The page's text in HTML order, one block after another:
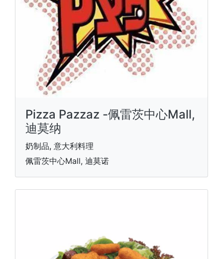
Pizza Pazzaz -佩雷茨中心Mall,
迪莫纳
奶制品, 意大利料理
佩雷茨中心Mall, 迪莫诺